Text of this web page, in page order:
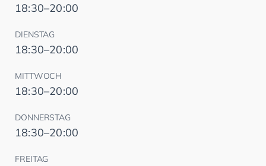
18:30–20:00
DIENSTAG
18:30–20:00
MITTWOCH
18:30–20:00
DONNERSTAG
18:30–20:00
FREITAG